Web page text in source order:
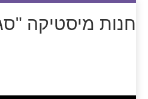
חנות מיסטיקה